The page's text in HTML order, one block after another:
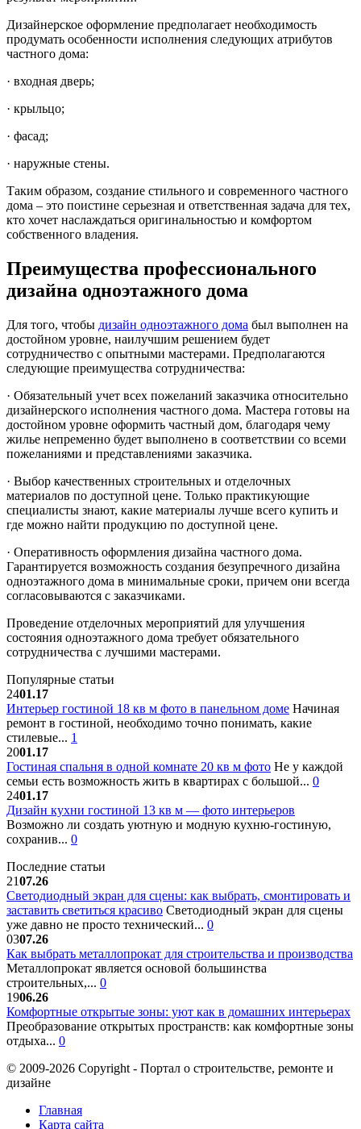
Дизайнерское оформление предполагает необходимость
продумать особенности исполнения следующих атрибутов
частного дома:
· входная дверь;
· крыльцо;
· фасад;
· наружные стены.
Таким образом, создание стильного и современного частного
дома – это поистине серьезная и ответственная задача для тех,
кто хочет наслаждаться оригинальностью и комфортом
собственного владения.
Преимущества профессионального
дизайна одноэтажного дома
Для того, чтобы дизайн одноэтажного дома был выполнен на
достойном уровне, наилучшим решением будет
сотрудничество с опытными мастерами. Предполагаются
следующие преимущества сотрудничества:
· Обязательный учет всех пожеланий заказчика относительно
дизайнерского исполнения частного дома. Мастера готовы на
достойном уровне оформить частный дом, благодаря чему
жилье непременно будет выполнено в соответствии со всеми
пожеланиями и представлениями заказчика.
· Выбор качественных строительных и отделочных
материалов по доступной цене. Только практикующие
специалисты знают, какие материалы лучше всего купить и
где можно найти продукцию по доступной цене.
· Оперативность оформления дизайна частного дома.
Гарантируется возможность создания безупречного дизайна
одноэтажного дома в минимальные сроки, причем они всегда
согласовываются с заказчиками.
Проведение отделочных мероприятий для улучшения
состояния одноэтажного дома требует обязательного
сотрудничества с лучшими мастерами.
Популярные статьи
2401.17
Интерьер гостиной 18 кв м фото в панельном доме Начиная
ремонт в гостиной, необходимо точно понимать, какие
стилевые... 1
2001.17
Гостиная спальня в одной комнате 20 кв м фото Не у каждой
семьи есть возможность жить в квартирах с большой... 0
2401.17
Дизайн кухни гостиной 13 кв м — фото интерьеров
Возможно ли создать уютную и модную кухню-гостиную,
сохранив... 0
Последние статьи
2107.26
Светодиодный экран для сцены: как выбрать, смонтировать и
заставить светиться красиво Светодиодный экран для сцены
уже давно не просто технический... 0
0307.26
Как выбрать металлопрокат для строительства и производства
Металлопрокат является основой большинства
строительных,... 0
1906.26
Комфортные открытые зоны: уют как в домашних интерьерах
Преобразование открытых пространств: как комфортные зоны
отдыха... 0
© 2009-2026 Copyright - Портал о строительстве, ремонте и
дизайне
Главная
Карта сайта